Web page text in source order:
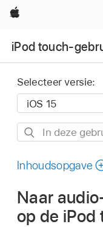
Apple
iPod touch-
Selecteer versie:
In
Inhoudsopgave
Naar
op de iPod